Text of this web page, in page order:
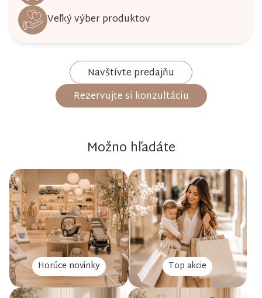
Veľký výber produktov
Navštívte predajňu
Rezervujte si konzultáciu
Možno hľadáte
Horúce novinky Top akcie